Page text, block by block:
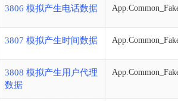
3806 模拟产生电话数据
3807 模拟产生时间数据
3808 模拟产生用户代理
数据